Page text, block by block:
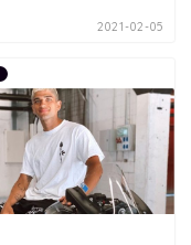
2021-02-05